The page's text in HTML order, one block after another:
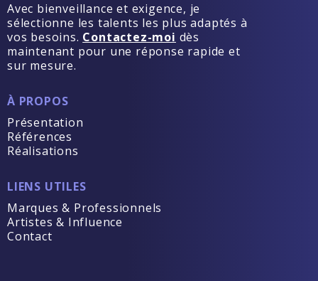
Avec bienveillance et exigence, je
sélectionne les talents les plus adaptés à
vos besoins. Contactez-moi dès
maintenant pour une réponse rapide et
sur mesure.
À PROPOS
Présentation
Références
Réalisations
LIENS UTILES
Marques & Professionnels
Artistes & Influence
Contact